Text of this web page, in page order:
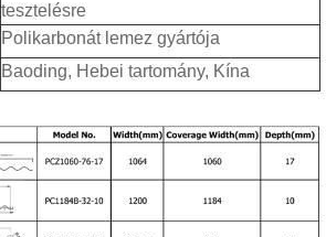
tesztelésre
Polikarbonát lemez gyártója
Baoding, Hebei tartomány, Kína